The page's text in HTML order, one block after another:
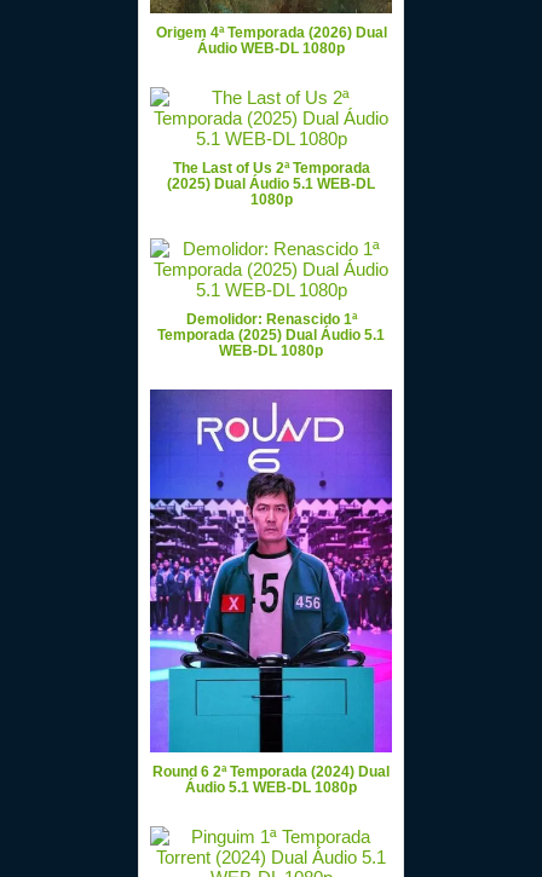
Origem 4ª Temporada (2026) Dual
Áudio WEB-DL 1080p
The Last of Us 2ª Temporada
(2025) Dual Áudio 5.1 WEB-DL
1080p
Demolidor: Renascido 1ª
Temporada (2025) Dual Áudio 5.1
WEB-DL 1080p
Round 6 2ª Temporada (2024) Dual
Áudio 5.1 WEB-DL 1080p